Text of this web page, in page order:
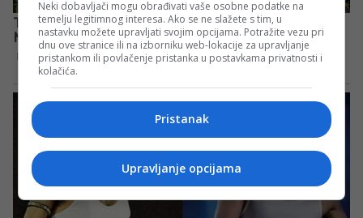
Neki dobavljači mogu obrađivati vaše osobne podatke na
temelju legitimnog interesa. Ako se ne slažete s tim, u
nastavku možete upravljati svojim opcijama. Potražite vezu pri
dnu ove stranice ili na izborniku web-lokacije za upravljanje
pristankom ili povlačenje pristanka u postavkama privatnosti i
kolačića.
Pristanak
Upravljanje opcijama